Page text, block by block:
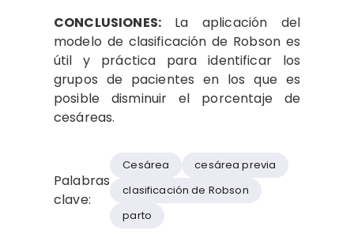
CONCLUSIONES:
La aplicación del
modelo de clasificación de Robson es
útil y práctica para identificar los
grupos de pacientes en los que es
posible disminuir el porcentaje de
cesáreas.
Palabras
clave:
Cesárea
cesárea previa
clasificación de Robson
parto